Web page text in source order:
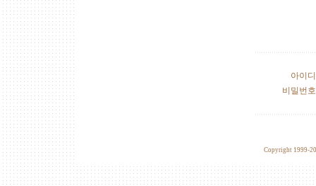
아이
비밀번
Copyright 1999-